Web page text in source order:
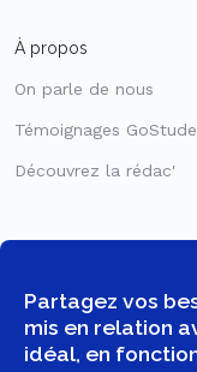
Partagez vos
mis en relation
idéal, en
À propos
On parle de nous
Témoignages
Découvrez la rédac'